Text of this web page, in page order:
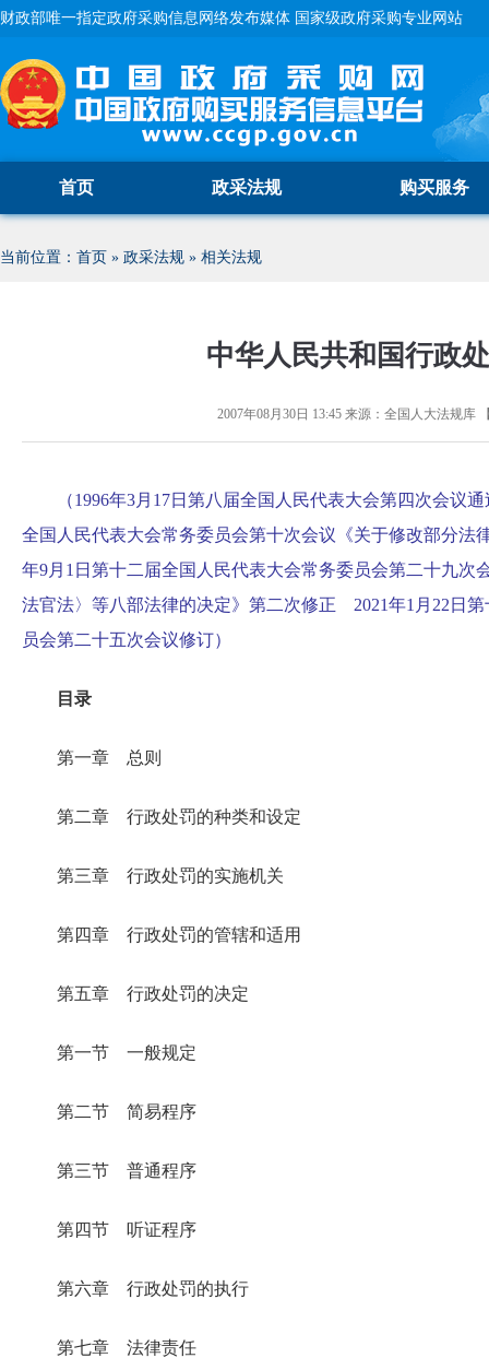
财政部唯一指定政府采购信息网络发布媒体 国家级政府采购专业网站
首页 政采法规 购买服务
当前位置： 首页 » 政采法规 » 相关法规
中华人民共和国行政
2007年08月30日 13:45来源： 全国人大法规库
（1996年3月17日第八届全国人民代表大会第四次会议
全国人民代表大会常务委员会第十次会议《关于修改部分
年9月1日第十二届全国人民代表大会常务委员会第二十九次
法官法〉等八部法律的决定》第二次修正 2021年1月22日
员会第二十五次会议修订）
目录
第一章 总则
第二章 行政处罚的种类和设定
第三章 行政处罚的实施机关
第四章 行政处罚的管辖和适用
第五章 行政处罚的决定
第一节 一般规定
第二节 简易程序
第三节 普通程序
第四节 听证程序
第六章 行政处罚的执行
第七章 法律责任